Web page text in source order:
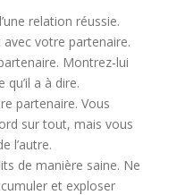
relation réussie.
votre partenaire.
Montrez-lui
a à dire.
partenaire. Vous
sur tout, mais vous
l’autre.
de manière saine. Ne
et exploser